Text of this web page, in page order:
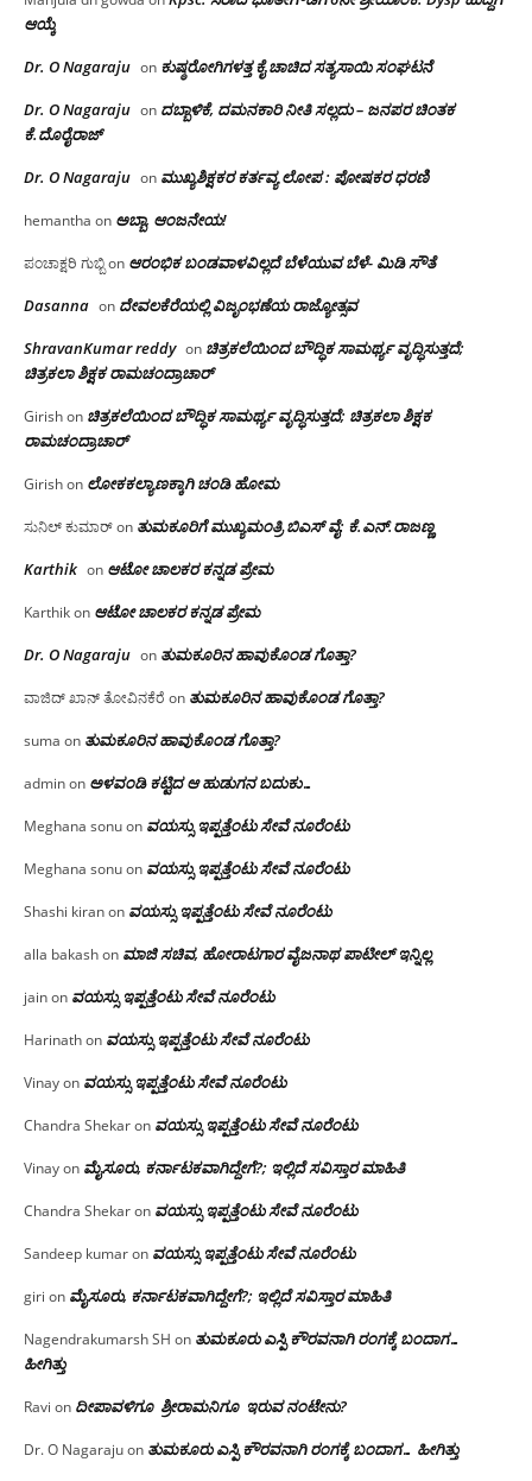
ಆಯ್ಕೆ
Dr. O Nagaraju on ಕುಷ್ಠರೋಗಿಗಳತ್ತ ಕೈ ಚಾಚಿದ ಸತ್ಯಸಾಯಿ ಸಂಘಟನೆ
Dr. O Nagaraju on ದಬ್ಬಾಳಿಕೆ, ದಮನಕಾರಿ ನೀತಿ ಸಲ್ಲದು – ಜನಪರ ಚಿಂತಕ
ಕೆ.ದೊರೈರಾಜ್
Dr. O Nagaraju on ಮುಖ್ಯಶಿಕ್ಷಕರ ಕರ್ತವ್ಯ ಲೋಪ : ಪೋಷಕರ ಧರಣಿ
hemantha on ಅಬ್ಬಾ, ಆಂಜನೇಯ!
ಪಂಚಾಕ್ಷರಿ ಗುಬ್ಬಿon ಆರಂಭಿಕ ಬಂಡವಾಳವಿಲ್ಲದೆ ಬೆಳೆಯುವ ಬೆಳೆ- ಮಿಡಿ ಸೌತೆ
Dasanna on ದೇವಲಕೆರೆಯಲ್ಲಿ ವಿಜೃಂಭಣೆಯ ರಾಜ್ಯೋತ್ಸವ
ShravanKumar reddy on ಚಿತ್ರಕಲೆಯಿಂದ ಬೌದ್ಧಿಕ ಸಾಮರ್ಥ್ಯ ವೃದ್ಧಿಸುತ್ತದೆ;
ಚಿತ್ರಕಲಾ ಶಿಕ್ಷಕ ರಾಮಚಂದ್ರಾಚಾರ್
Girishon ಚಿತ್ರಕಲೆಯಿಂದ ಬೌದ್ಧಿಕ ಸಾಮರ್ಥ್ಯ ವೃದ್ಧಿಸುತ್ತದೆ; ಚಿತ್ರಕಲಾ ಶಿಕ್ಷಕ
ರಾಮಚಂದ್ರಾಚಾರ್
Girishon ಲೋಕಕಲ್ಯಾಣಕ್ಕಾಗಿ ಚಂಡಿ ಹೋಮ
ಸುನಿಲ್ ಕುಮಾರ್on ತುಮಕೂರಿಗೆ ಮುಖ್ಯಮಂತ್ರಿ ಬಿಎಸ್ ವೈ: ಕೆ.ಎನ್.ರಾಜಣ್ಣ
Karthik on ಆಟೋ ಚಾಲಕರ ಕನ್ನಡ ಪ್ರೇಮ
Karthikon ಆಟೋ ಚಾಲಕರ ಕನ್ನಡ ಪ್ರೇಮ
Dr. O Nagaraju on ತುಮಕೂರಿನ ಹಾವುಕೊಂಡ ಗೊತ್ತಾ?
ವಾಜಿದ್ ಖಾನ್ ತೋವಿನಕೆರೆ on ತುಮಕೂರಿನ ಹಾವುಕೊಂಡ ಗೊತ್ತಾ?
suma on ತುಮಕೂರಿನ ಹಾವುಕೊಂಡ ಗೊತ್ತಾ?
adminon ಅಳವಂಡಿ ಕಟ್ಟಿದ ಆ ಹುಡುಗನ ಬದುಕು…
Meghana sonuon ವಯಸ್ಸು ಇಪ್ಪತ್ತೆಂಟು ಸೇವೆ ನೂರೆಂಟು
Meghana sonuon ವಯಸ್ಸು ಇಪ್ಪತ್ತೆಂಟು ಸೇವೆ ನೂರೆಂಟು
Shashi kiranon ವಯಸ್ಸು ಇಪ್ಪತ್ತೆಂಟು ಸೇವೆ ನೂರೆಂಟು
alla bakashon ಮಾಜಿ ಸಚಿವ, ಹೋರಾಟಗಾರ ವೈಜನಾಥ ಪಾಟೀಲ್ ಇನ್ನಿಲ್ಲ
jainon ವಯಸ್ಸು ಇಪ್ಪತ್ತೆಂಟು ಸೇವೆ ನೂರೆಂಟು
Harinathon ವಯಸ್ಸು ಇಪ್ಪತ್ತೆಂಟು ಸೇವೆ ನೂರೆಂಟು
Vinayon ವಯಸ್ಸು ಇಪ್ಪತ್ತೆಂಟು ಸೇವೆ ನೂರೆಂಟು
Chandra Shekaron ವಯಸ್ಸು ಇಪ್ಪತ್ತೆಂಟು ಸೇವೆ ನೂರೆಂಟು
Vinayon ಮೈಸೂರು, ಕರ್ನಾಟಕವಾಗಿದ್ದೇಗೆ?; ಇಲ್ಲಿದೆ ಸವಿಸ್ತಾರ ಮಾಹಿತಿ
Chandra Shekaron ವಯಸ್ಸು ಇಪ್ಪತ್ತೆಂಟು ಸೇವೆ ನೂರೆಂಟು
Sandeep kumaron ವಯಸ್ಸು ಇಪ್ಪತ್ತೆಂಟು ಸೇವೆ ನೂರೆಂಟು
giri on ಮೈಸೂರು, ಕರ್ನಾಟಕವಾಗಿದ್ದೇಗೆ?; ಇಲ್ಲಿದೆ ಸವಿಸ್ತಾರ ಮಾಹಿತಿ
Nagendrakumarsh SH on ತುಮಕೂರು ಎಸ್ಪಿ ಕೌರವನಾಗಿ ರಂಗಕ್ಕೆ ಬಂದಾಗ…
ಹೀಗಿತ್ತು
Ravi on ದೀಪಾವಳಿಗೂ ಶ್ರೀರಾಮನಿಗೂ ಇರುವ ನಂಟೇನು?
Dr. O Nagarajuon ತುಮಕೂರು ಎಸ್ಪಿ ಕೌರವನಾಗಿ ರಂಗಕ್ಕೆ ಬಂದಾಗ… ಹೀಗಿತ್ತು